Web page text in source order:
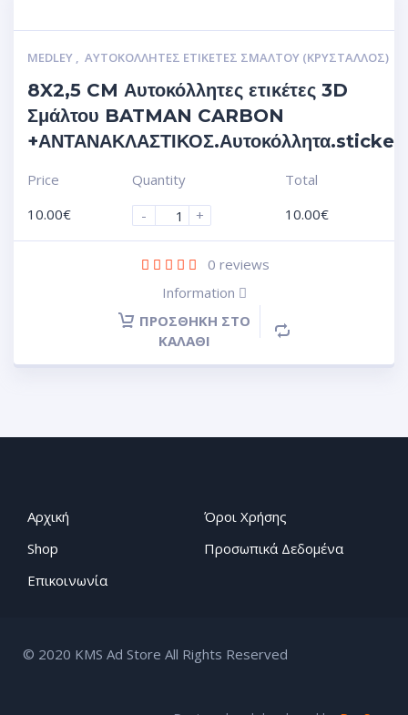
MEDLEY , ΑΥΤΟΚΌΛΛΗΤΕΣ ΕΤΙΚΈΤΕΣ ΣΜΆΛΤΟΥ (ΚΡΥΣΤΑΛΛΟΣ)
8X2,5 CM Αυτοκόλλητες ετικέτες 3D
Σμάλτου BATMAN CARBON
Price
10.00€
Quantity
-
+
Total
10.00€
0 reviews
Information
ΠΡΟΣΘΉΚΗ ΣΤΟ
ΚΑΛΆΘΙ
Αρχική
Shop
Επικοινωνία
Όροι Χρήσης
Προσωπικά Δεδομένα
© 2020 KMS Ad Store All Rights Reserved